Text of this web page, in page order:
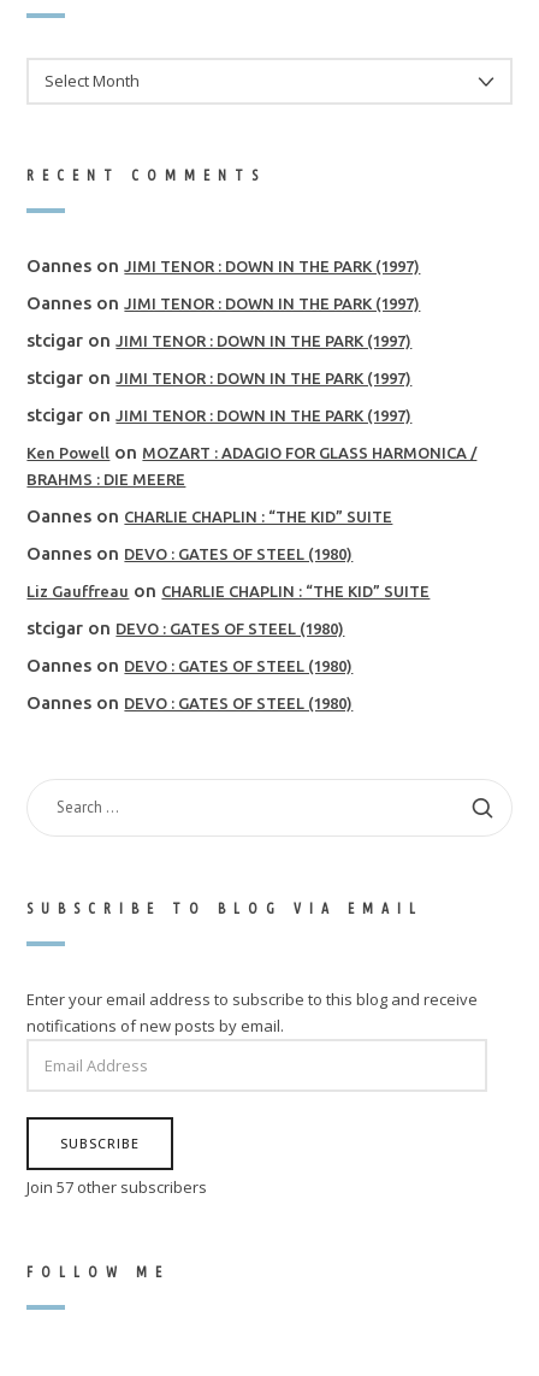
RECENT COMMENTS
Oannes onJIMI TENOR : DOWN IN THE PARK (1997)
Oannes onJIMI TENOR : DOWN IN THE PARK (1997)
stcigar onJIMI TENOR : DOWN IN THE PARK (1997)
stcigar onJIMI TENOR : DOWN IN THE PARK (1997)
stcigar onJIMI TENOR : DOWN IN THE PARK (1997)
Ken Powell on MOZART : ADAGIO FOR GLASS HARMONICA /
BRAHMS : DIE MEERE
Oannes on CHARLIE CHAPLIN : “THE KID” SUITE
Oannes on DEVO : GATES OF STEEL (1980)
Liz Gauffreau on CHARLIE CHAPLIN : “THE KID” SUITE
stcigar on DEVO : GATES OF STEEL (1980)
Oannes on DEVO : GATES OF STEEL (1980)
Oannes on DEVO : GATES OF STEEL (1980)
SEARCH
FOR:
SUBSCRIBE TO BLOG VIA EMAIL
Enter your email address to subscribe to this blog and receive
notifications of new posts by email.
ADDRESS
SUBSCRIBE
Join 57 other subscribers
FOLLOW ME